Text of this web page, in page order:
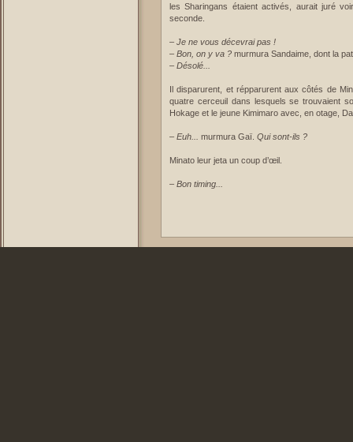
les Sharingans étaient activés, aurait juré
seconde.
– Je ne vous décevrai pas !
– Bon, on y va ? murmura Sandaime, dont la
– Désolé...
Il disparurent, et répparurent aux côtés de
quatre cerceuil dans lesquels se trouvaient
Hokage et le jeune Kimimaro avec, en otage,
– Euh... murmura Gaï. Qui sont-ils ?
Minato leur jeta un coup d’œil.
– Bon timing...